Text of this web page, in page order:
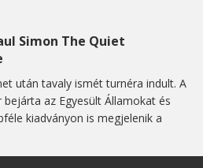
Simon The Quiet
után tavaly ismét turnéra indult. A
az Egyesült Államokat és
kiadványon is megjelenik a